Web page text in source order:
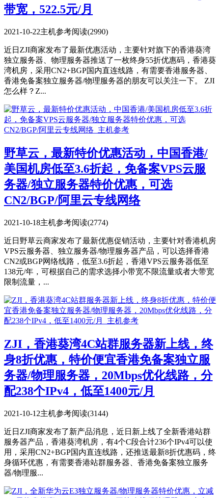
带宽，522.5元/月
2021-10-22主机参考阅读(2990)
近日ZJI商家发布了最新优惠活动，主要针对旗下的香港葵湾
独立服务器、物理服务器推送了一枚终身55折优惠码，香港葵
湾机房，采用CN2+BGP国内直连线路，有需要香港服务器、
香港免备案独立服务器/物理服务器的朋友可以关注一下。 ZJI
怎么样？Z...
野草云，最新特价优惠活动，中国香港/
美国机房低至3.6折起，免备案VPS云服
务器/独立服务器特价优惠，可选
CN2/BGP/阿里云专线网络
2021-10-18主机参考阅读(2774)
近日野草云商家发布了最新优惠促销活动，主要针对香港机房
VPS云服务器、独立服务器/物理服务器产品，可以选择香港
CN2或BGP网络线路，低至3.6折起，香港VPS云服务器低至
138元/年，可根据自己的需求选择小带宽不限流量或者大带宽
限制流量，...
ZJI，香港葵湾4C站群服务器新上线，终
身8折优惠，特价便宜香港免备案独立服
务器/物理服务器，20Mbps优化线路，分
配238个IPv4，低至1400元/月
2021-10-12主机参考阅读(3144)
近日ZJI商家发布了新产品消息，近日新上线了全新香港站群
服务器产品，香港葵湾机房，有4个C段合计236个IPv4可以使
用，采用CN2+BGP国内直连线路，还推送最新8折优惠码，终
身循环优惠，有需要香港站群服务器、香港免备案独立服务
器/物理服...